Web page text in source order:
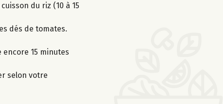
du riz (10 à 15
dés de tomates.
15 minutes
selon votre